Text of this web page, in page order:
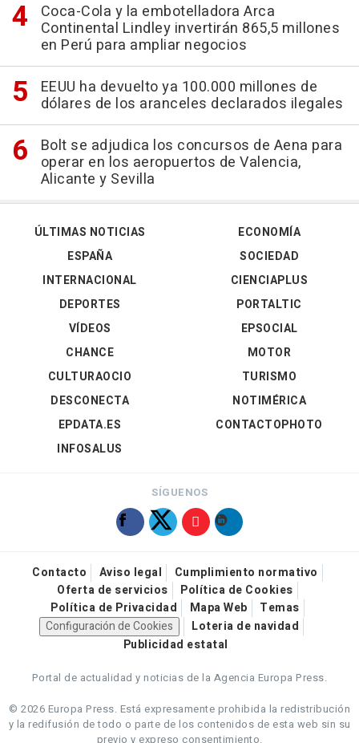
Coca-Cola y la embotelladora Arca
Continental Lindley invertirán 865,5 millones
en Perú para ampliar negocios
EEUU ha devuelto ya 100.000 millones de
dólares de los aranceles declarados ilegales
Bolt se adjudica los concursos de Aena para
operar en los aeropuertos de Valencia,
Alicante y Sevilla
ÚLTIMAS NOTICIAS
ESPAÑA
INTERNACIONAL
DEPORTES
VÍDEOS
ECONOMÍA
SOCIEDAD
CIENCIAPLUS
PORTALTIC
EPSOCIAL
CHANCE
CULTURAOCIO
DESCONECTA
EPDATA.ES
INFOSALUS
MOTOR
TURISMO
NOTIMÉRICA
CONTACTOPHOTO
SÍGUENOS
Contacto Aviso legal
Cumplimiento normativo
Oferta de servicios
Política de Cookies
Política de Privacidad
Mapa Web
Temas
Configuración de Cookies
Loteria de navidad
Publicidad estatal
Portal de actualidad y noticias de la Agencia Europa Press.
© 2026 Europa Press. Está expresamente prohibida la redistribución
y la redifusión de todo o parte de los contenidos de esta web sin su
previo y expreso consentimiento.